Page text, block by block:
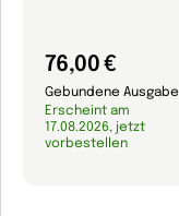
76,00 €
Gebundene Ausgabe
Erscheint am
17.08.2026, jetzt
vorbestellen